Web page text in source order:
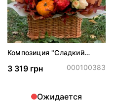
Композиция "Сладкий
3 319 грн 000100383
Ожидается